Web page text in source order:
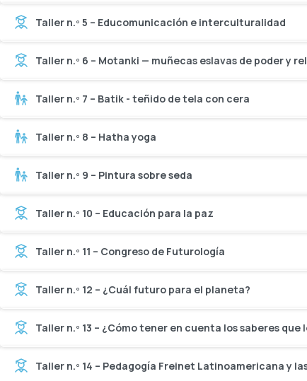
Taller n.º 5 – Educomunicación e interculturalidad
Taller n.º 6 – Motanki — muñecas eslavas de poder y
Taller n.º 7 – Batik - teñido de tela con cera
Taller n.º 8 – Hatha yoga
Taller n.º 9 – Pintura sobre seda
Taller n.º 10 – Educación para la paz
Taller n.º 11 – Congreso de Futurología
Taller n.º 12 – ¿Cuál futuro para el planeta?
Taller n.º 13 – ¿Cómo tener en cuenta los saberes
Taller n.º 14 – Pedagogía Freinet Latinoamericana y